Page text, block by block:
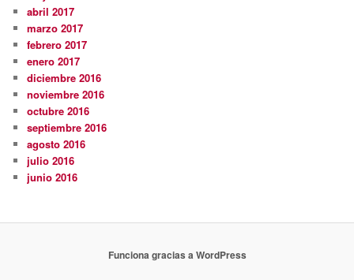
abril 2017
marzo 2017
febrero 2017
enero 2017
diciembre 2016
noviembre 2016
octubre 2016
septiembre 2016
agosto 2016
julio 2016
junio 2016
Funciona gracias a WordPress